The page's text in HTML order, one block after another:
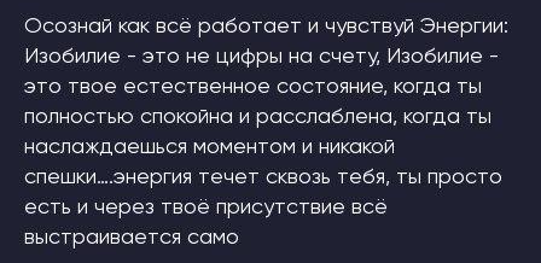
Осознай как всё работает и чувствуй Энергии:
Изобилие - это не цифры на счету, Изобилие -
это твое естественное состояние, когда ты
полностью спокойна и расслаблена, когда ты
наслаждаешься моментом и никакой
спешки….энергия течет сквозь тебя, ты просто
есть и через твоё присутствие всё
выстраивается само